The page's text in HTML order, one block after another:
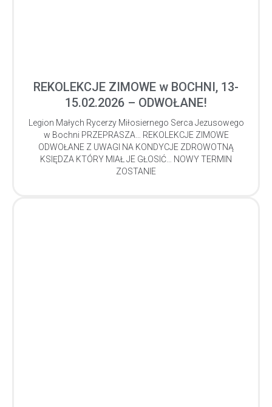
REKOLEKCJE ZIMOWE w BOCHNI, 13-
15.02.2026 – ODWOŁANE!
Legion Małych Rycerzy Miłosiernego Serca Jezusowego
w Bochni PRZEPRASZA… REKOLEKCJE ZIMOWE
ODWOŁANE Z UWAGI NA KONDYCJE ZDROWOTNĄ
KSIĘDZA KTÓRY MIAŁ JE GŁOSIĆ… NOWY TERMIN
ZOSTANIE